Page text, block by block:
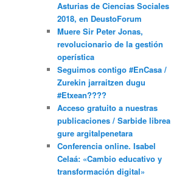
Asturias de Ciencias Sociales
2018, en DeustoForum
Muere Sir Peter Jonas,
revolucionario de la gestión
operística
Seguimos contigo #EnCasa /
Zurekin jarraitzen dugu
#Etxean????
Acceso gratuito a nuestras
publicaciones / Sarbide librea
gure argitalpenetara
Conferencia online. Isabel
Celaá: «Cambio educativo y
transformación digital»